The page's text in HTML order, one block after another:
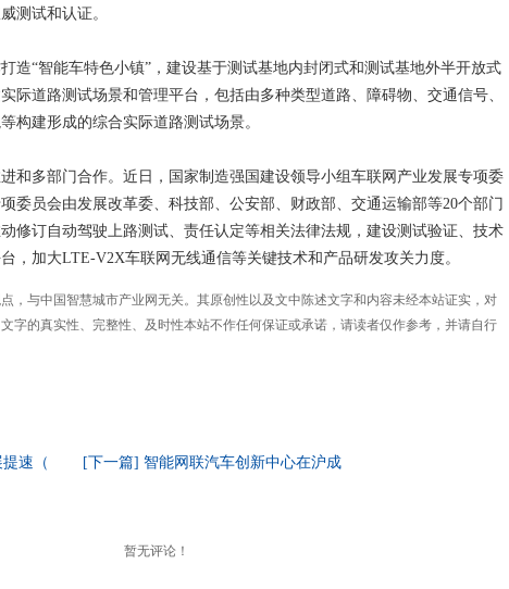
测试和认证。
造“智能车特色小镇”，建设基于测试基地内封闭式和测试基地外半开放式
际道路测试场景和管理平台，包括由多种类型道路、障碍物、交通信号、
构建形成的综合实际道路测试场景。
和多部门合作。近日，国家制造强国建设领导小组车联网产业发展专项委
委员会由发展改革委、科技部、公安部、财政部、交通运输部等20个部门
修订自动驾驶上路测试、责任认定等相关法律法规，建设测试验证、技术
，加大LTE-V2X车联网无线通信等关键技术和产品研发攻关力度。
，与中国智慧城市产业网无关。其原创性以及文中陈述文字和内容未经本站证实，对
字的真实性、完整性、及时性本站不作任何保证或承诺，请读者仅作参考，并请自行
速（ [下一篇] 智能网联汽车创新中心在沪成
暂无评论！